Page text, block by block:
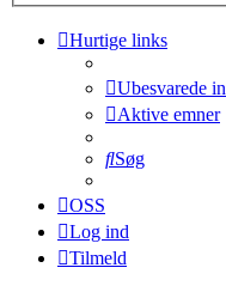
Hurtige links
Ubesvarede
Aktive emner
Søg
OSS
Log ind
Tilmeld